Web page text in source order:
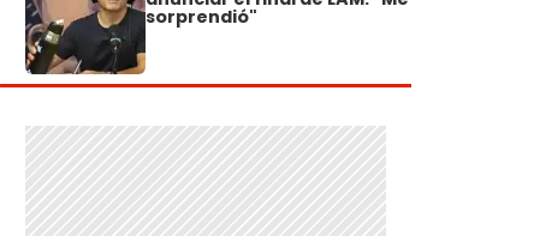
sorprendió"